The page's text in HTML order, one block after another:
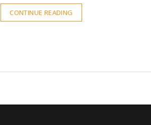
CONTINUE READING